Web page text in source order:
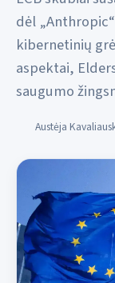
dėl
kibernetinių
aspektai,
saugumo
Austėja